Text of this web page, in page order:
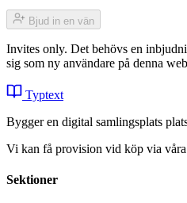
Bjud in en vän
Invites only. Det behövs en
sig som ny användare på denna
Typtext
Bygger en digital samlingsplats
Vi kan få provision vid köp via våra
Sektioner